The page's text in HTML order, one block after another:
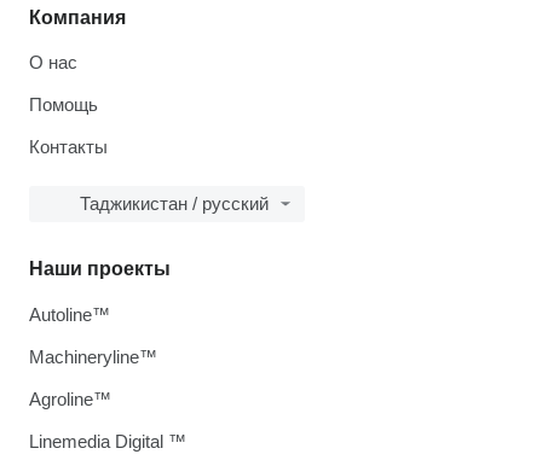
Компания
О нас
Помощь
Контакты
Таджикистан / русский
Наши проекты
Autoline™
Machineryline™
Agroline™
Linemedia Digital ™